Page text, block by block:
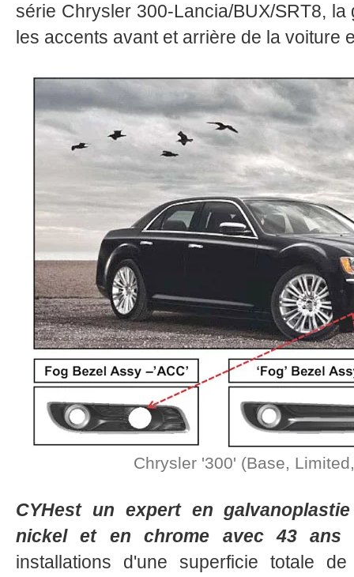
série Chrysler 300-Lancia/BUX/SRT8,
les accents avant et arrière de la voiture
Chrysler '300' (Base,
CYHest un expert en
nickel et en chrome avec 43 ans
installations d'une superficie totale